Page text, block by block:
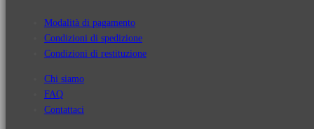
Modalità di pagamento
Condizioni di spedizione
Condizioni di restituzione
Chi siamo
FAQ
Contattaci